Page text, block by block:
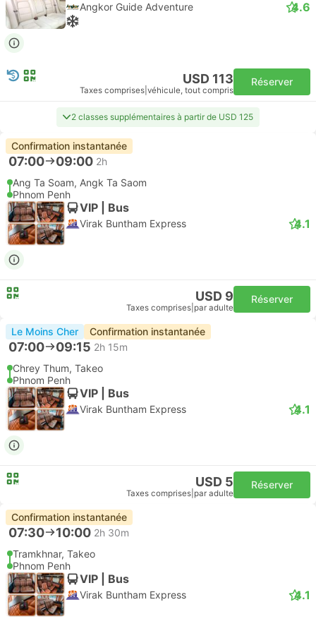
Angkor Guide Adventure 4.6
USD 113
Taxes comprises véhicule, tout compris
Réserver
2 classes supplémentaires à partir de USD 125
Confirmation instantanée
07:00 09:00 2h
Ang Ta Soam, Angk Ta Saom
Phnom Penh
VIP | Bus
Virak Buntham Express 4.1
USD 9
Taxes comprises par adulte
Réserver
Le Moins Cher Confirmation instantanée
07:00 09:15 2h 15m
Chrey Thum, Takeo
Phnom Penh
VIP | Bus
Virak Buntham Express 4.1
USD 5
Taxes comprises par adulte
Réserver
Confirmation instantanée
07:30 10:00 2h 30m
Tramkhnar, Takeo
Phnom Penh
VIP | Bus
Virak Buntham Express 4.1